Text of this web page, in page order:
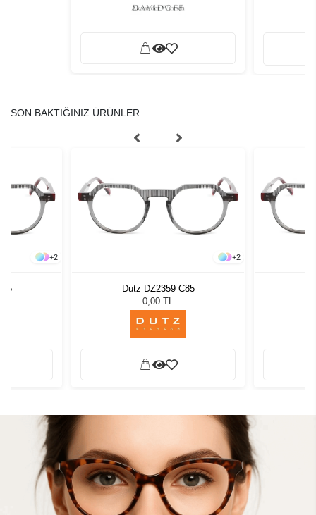
SON BAKTIĞINIZ ÜRÜNLER
+2 +2
Dutz DZ2359 C85
0,00 TL